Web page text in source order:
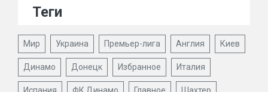
Теги
Мир Украина Премьер-лига Англия Киев
Динамо Донецк Избранное Италия
Испания ФК Динамо Главное Шахтер